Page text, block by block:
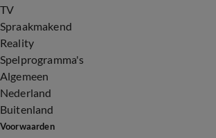
TV
Spraakmakend
Reality
Spelprogramma's
Algemeen
Nederland
Buitenland
Voorwaarden